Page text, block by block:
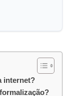
internet?